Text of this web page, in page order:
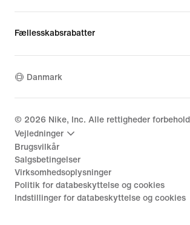
Fællesskabsrabatter
Danmark
© 2026 Nike, Inc. Alle rettigheder
Vejledninger
Brugsvilkår
Salgsbetingelser
Virksomhedsoplysninger
Politik for databeskyttelse og cookies
Indstillinger for databeskyttelse og cookies